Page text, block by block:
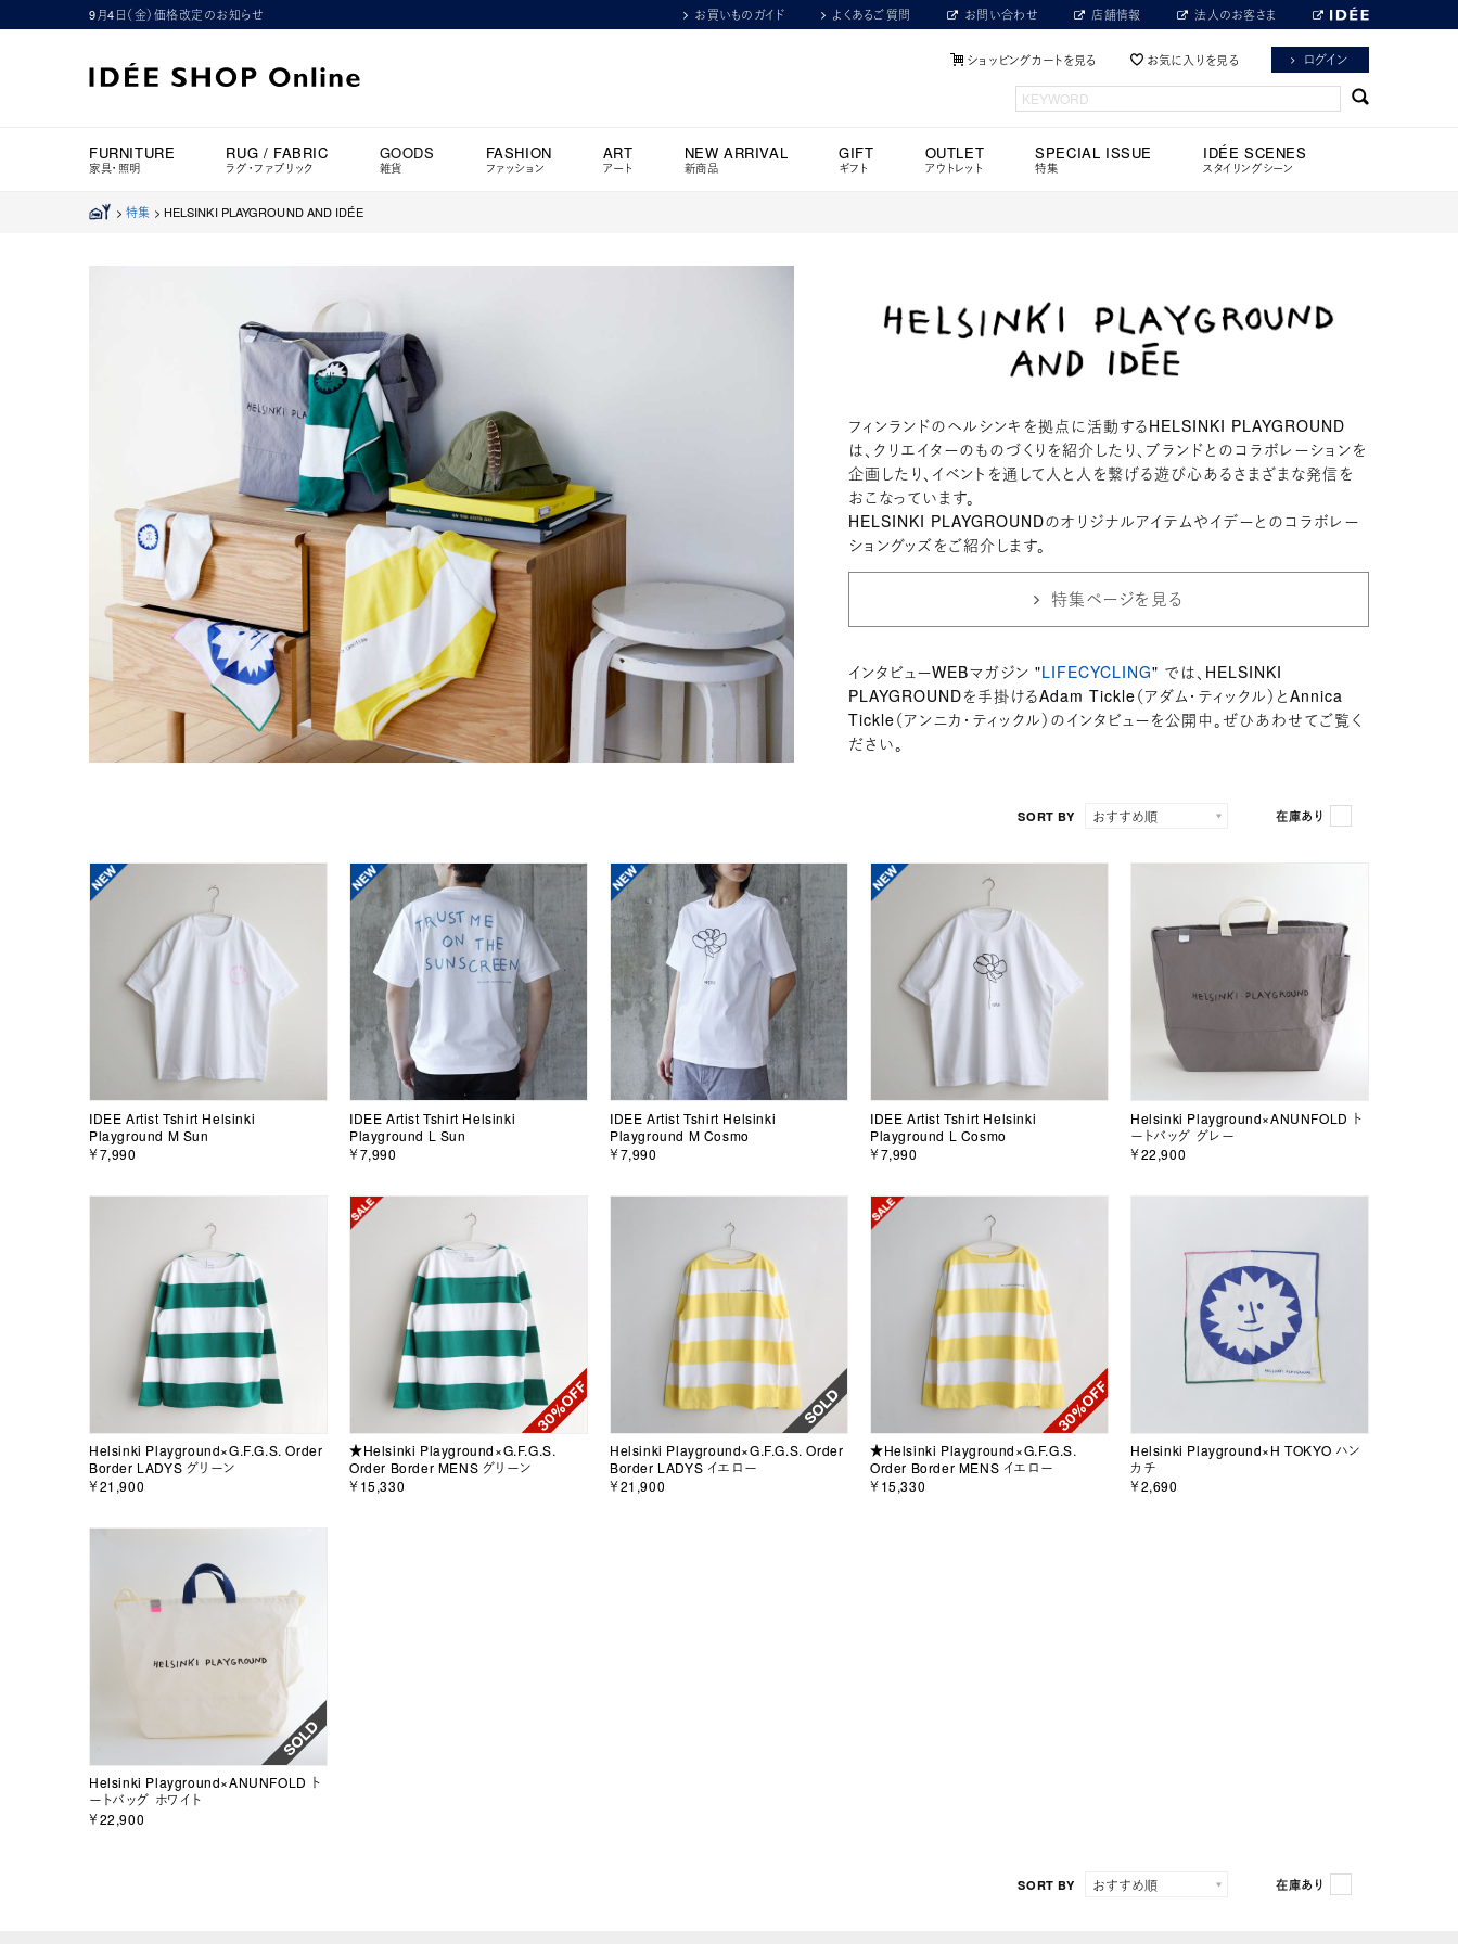
9月4日（金）価格改定のお知らせ お買いものガイド よくあるご質問 お問い合わせ 店舗情報 法人のお客さま
ショッピングカートを見る お気に入りを見る ログイン
FURNITURE
家具・照明
RUG / FABRIC
ラグ・ファブリック
GOODS
雑貨
FASHION
ファッション
ART
アート
NEW ARRIVAL
新商品
GIFT
ギフト
OUTLET
アウトレット
SPECIAL ISSUE
特集
IDÉE SCENES
スタイリングシーン
>特集 > HELSINKI PLAYGROUND AND IDÉE
フィンランドのヘルシンキを拠点に活動するHELSINKI PLAYGROUND
は、クリエイターのものづくりを紹介したり、ブランドとのコラボレーションを
企画したり、イベントを通して人と人を繋げる遊び心あるさまざまな発信を
おこなっています。
HELSINKI PLAYGROUNDのオリジナルアイテムやイデーとのコラボレー
ショングッズをご紹介します。
特集ページを見る
インタビューWEBマガジン "LIFECYCLING" では、HELSINKI
PLAYGROUNDを手掛けるAdam Tickle（アダム・ティックル）とAnnica
Tickle（アンニカ・ティックル）のインタビューを公開中。ぜひあわせてご覧く
ださい。
在庫あり
SORT BY
IDEE Artist Tshirt Helsinki
Playground M Sun
￥7,990
IDEE Artist Tshirt Helsinki
Playground L Sun
￥7,990
IDEE Artist Tshirt Helsinki
Playground M Cosmo
￥7,990
IDEE Artist Tshirt Helsinki
Playground L Cosmo
￥7,990
Helsinki Playground×ANUNFOLD ト
ートバッグ グレー
￥22,900
Helsinki Playground×G.F.G.S. Order
Border LADYS グリーン
￥21,900
★Helsinki Playground×G.F.G.S.
Order Border MENS グリーン
￥15,330
Helsinki Playground×G.F.G.S. Order
Border LADYS イエロー
￥21,900
★Helsinki Playground×G.F.G.S.
Order Border MENS イエロー
￥15,330
Helsinki Playground×H TOKYO ハン
カチ
￥2,690
Helsinki Playground×ANUNFOLD ト
ートバッグ ホワイト
￥22,900
在庫あり
SORT BY